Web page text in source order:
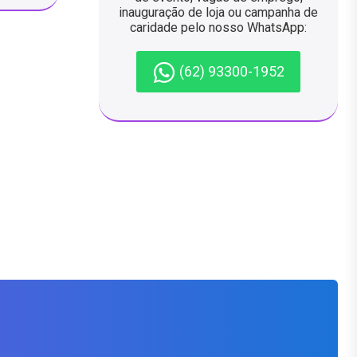
inauguração de loja ou campanha de
caridade pelo nosso WhatsApp:
(62) 93300-1952